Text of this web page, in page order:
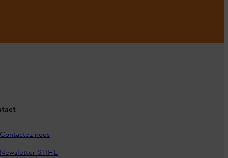
Contactez-nous
Newsletter STIHL